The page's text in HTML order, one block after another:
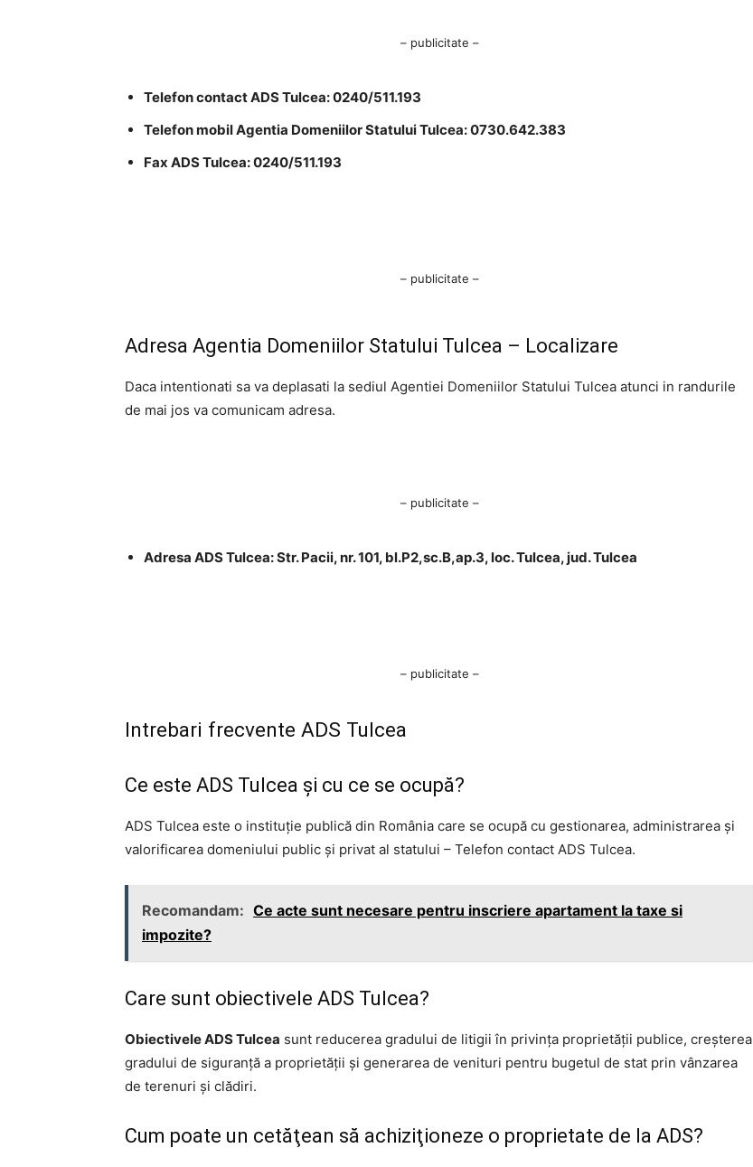
– publicitate –
Telefon contact ADS Tulcea: 0240/511.193
Telefon mobil Agentia Domeniilor Statului Tulcea: 0730.642.383
Fax ADS Tulcea: 0240/511.193
– publicitate –
Adresa Agentia Domeniilor Statului Tulcea – Localizare
Daca intentionati sa va deplasati la sediul Agentiei Domeniilor Statului Tulcea atunci in randurile
de mai jos va comunicam adresa.
– publicitate –
Adresa ADS Tulcea: Str. Pacii, nr. 101, bl.P2,sc.B,ap.3, loc. Tulcea, jud. Tulcea
– publicitate –
Intrebari frecvente ADS Tulcea
Ce este ADS Tulcea şi cu ce se ocupă?
ADS Tulcea este o instituţie publică din România care se ocupă cu gestionarea, administrarea şi
valorificarea domeniului public şi privat al statului – Telefon contact ADS Tulcea.
Recomandam: Ce acte sunt necesare pentru inscriere apartament la taxe si
impozite?
Care sunt obiectivele ADS Tulcea?
Obiectivele ADS Tulcea sunt reducerea gradului de litigii în privinţa proprietăţii publice, creşterea
gradului de siguranţă a proprietăţii şi generarea de venituri pentru bugetul de stat prin vânzarea
de terenuri şi clădiri.
Cum poate un cetăţean să achiziţioneze o proprietate de la ADS?